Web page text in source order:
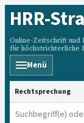
HRR-
Online-Zeitschrift und
für höchstrichterliche
Menü
HRRS